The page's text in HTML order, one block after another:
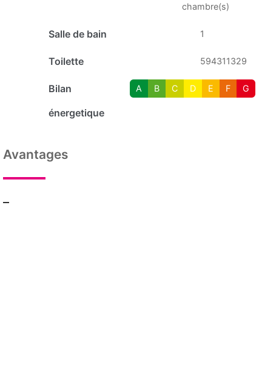
chambre(s)
Salle de bain 1
Toilette 594311329
Bilan
énergetique
A B C D E F G
Avantages